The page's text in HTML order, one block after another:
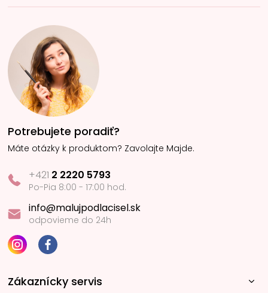
Potrebujete poradiť?
Máte otázky k produktom? Zavolajte Majde.
+421 2 2220 5793
Po-Pia 8:00 - 17:00 hod.
info@malujpodlacisel.sk
odpovieme do 24h
Zákaznícky servis